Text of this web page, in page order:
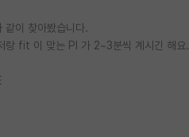
같이 찾아봤습니다.
랑 fit 이 맞는 PI 가 2~3분씩 계시긴 해요.